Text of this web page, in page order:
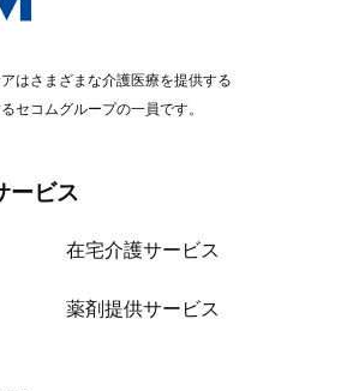
はさまざまな介護医療を提供する
セコムグループの一員です。
ービス
在宅介護サービス
薬剤提供サービス